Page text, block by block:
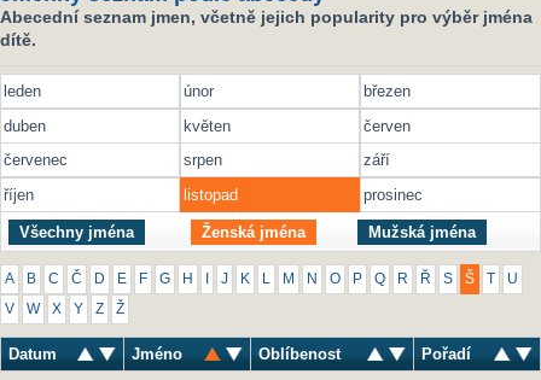
Abecední seznam jmen, včetně jejich popularity pro výběr jména
dítě.
leden únor
březen
duben
květen
červen
červenec
srpen
září
říjen
listopad prosinec
Všechny jména Ženská jména Mužská jména
A B C Č D E F G H J K M N O P Q R Ř S Š U
V W X Y Z Ž
Datum Jméno Oblíbenost Pořadí